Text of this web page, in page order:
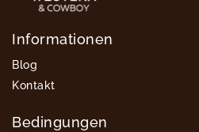
Informationen
Blog
Kontakt
Bedingungen